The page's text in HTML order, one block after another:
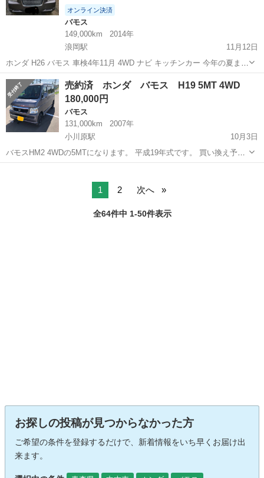
オンライン決済
バモス
149,000km
2014年
浪岡駅
11月12日
ホンダ H26 バモス 車検4年11月 4WD ナビ キッチンカー 今年の夏まで
ピザやクレープなどで 営業してた車です シンク2個 タンク3個 冷蔵庫
消火器 照明 換気扇 ピザ作る機械 クレープ作る機械 看板 旗 などす...
青森 青森市 浪岡駅 バモス
売約済 ホンダ バモス H19 5MT 4WD
180,000円
バモス
131,000km
2007年
小川原駅
10月3日
バモスHM2 4WDの5MTになります。 平成19年式です。 買い換え予定
のため投稿します。 走行距離約13.1万キロ、タイベル交換済
1 2 次へ
全64件中 1-50件表示
お探しの投稿が見つからなかった方
ご希望の条件を登録するだけで、新着情報をいち早くお届け出
来ます。